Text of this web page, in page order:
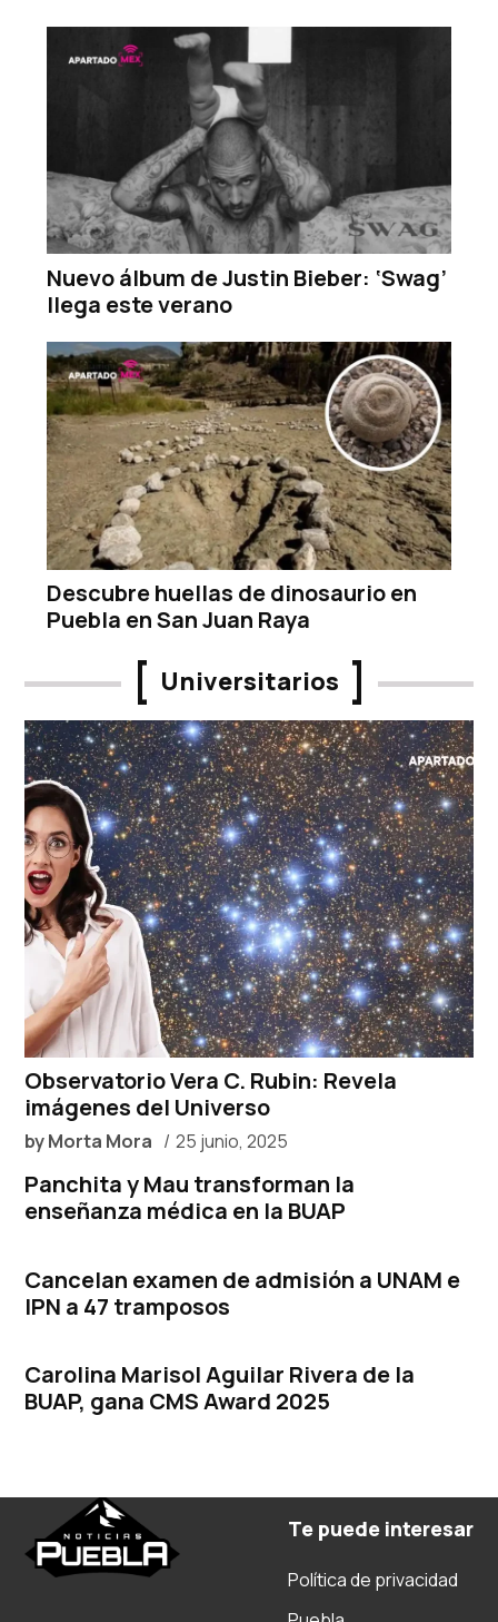
Nuevo álbum de Justin Bieber: ‘Swag’
llega este verano
Descubre huellas de dinosaurio en
Puebla en San Juan Raya
Universitarios
Observatorio Vera C. Rubin: Revela
imágenes del Universo
byMorta Mora 25 junio, 2025
Panchita y Mau transforman la
enseñanza médica en la BUAP
Cancelan examen de admisión a UNAM e
IPN a 47 tramposos
Carolina Marisol Aguilar Rivera de la
BUAP, gana CMS Award 2025
Te puede interesar
Política de privacidad